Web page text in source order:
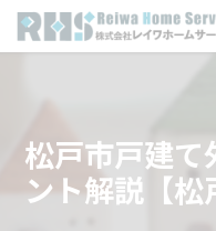
松戸市戸建て
ント解説【